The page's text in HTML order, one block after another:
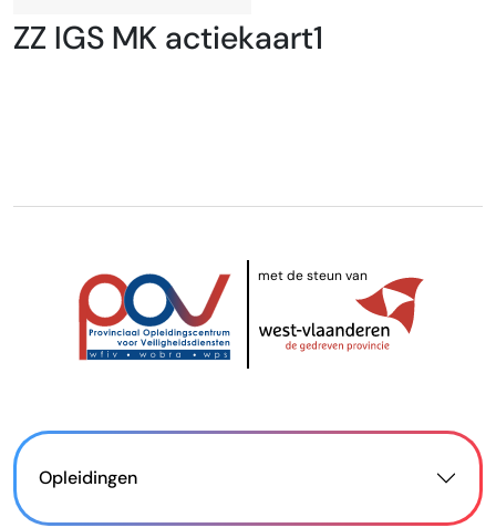
ZZ IGS MK actiekaart1
met de steun van
Opleidingen